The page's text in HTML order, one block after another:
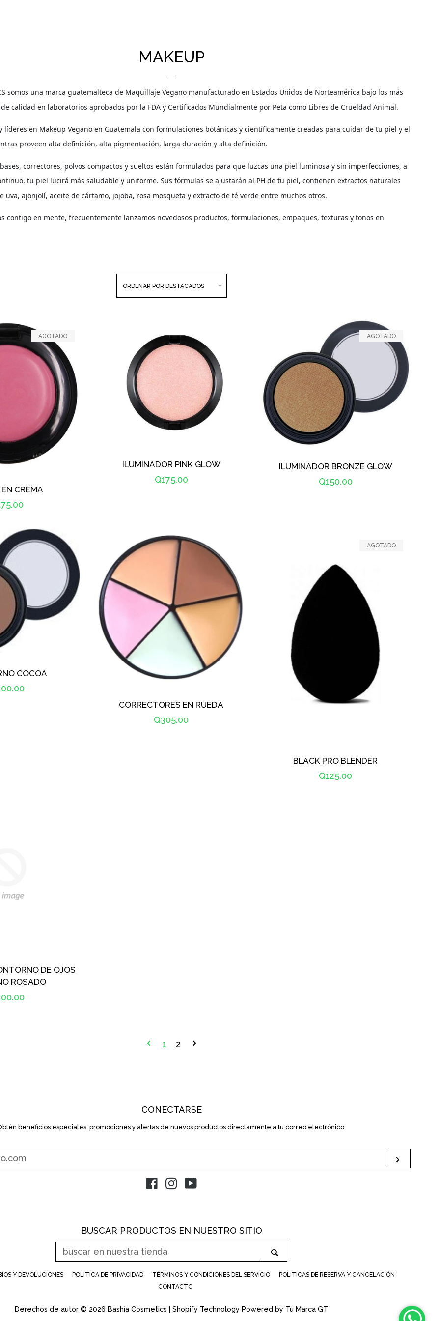
MAKEUP
somos una marca guatemalteca de Maquillaje Vegano manufacturado en Estados Unidos de Norteamérica bajo los más
calidad en laboratorios aprobados por la FDA y Certificados Mundialmente por Peta como Libres de Crueldad Animal.
líderes en Makeup Vegano en Guatemala con formulaciones botánicas y científicamente creadas para cuidar de tu piel y el
proveen alta definición, alta pigmentación, larga duración y alta definición.
correctores, polvos compactos y sueltos están formulados para que luzcas una piel luminosa y sin imperfecciones, a
tu piel lucirá más saludable y uniforme. Sus fórmulas se ajustarán al PH de tu piel, contienen extractos naturales
uva, ajonjolí, aceite de cártamo, jojoba, rosa mosqueta y extracto de té verde entre muchos otros.
contigo en mente, frecuentemente lanzamos novedosos productos, formulaciones, empaques, texturas y tonos en
ORDENAR POR DESTACADOS
CREMA
AGOTADO
ILUMINADOR PINK GLOW
Precio
Q175.00
ILUMINADOR BRONZE GLOW
Precio
Q150.00
AGOTADO
COCOA
CORRECTORES EN RUEDA
Precio
Q305.00
BLACK PRO BLENDER
Precio
Q125.00
AGOTADO
DE OJOS
ROSADO
1 2
CONECTARSE
INTRODUZCA
E-
beneficios especiales, promociones y alertas de nuevos productos directamente a tu correo electrónico.
FacebookInstagram
BUSCAR PRODUCTOS EN NUESTRO SITIO
BUSCAR
NUESTRA
Y DEVOLUCIONES POLÍTICA DE PRIVACIDAD TÉRMINOS Y CONDICIONES DEL SERVICIO
POLÍTICAS DE RESERVA Y CANCELACIÓN
CONTACTO
Derechos de autor © 2026 Bashía Cosmetics | Shopify Technology Powered by Tu Marca GT